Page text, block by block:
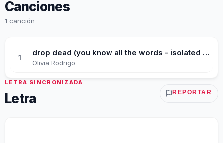
Canciones
1 canción
1
drop dead (you know all the words - isolated vocals)
Olivia Rodrigo
LETRA SINCRONIZADA
Letra REPORTAR